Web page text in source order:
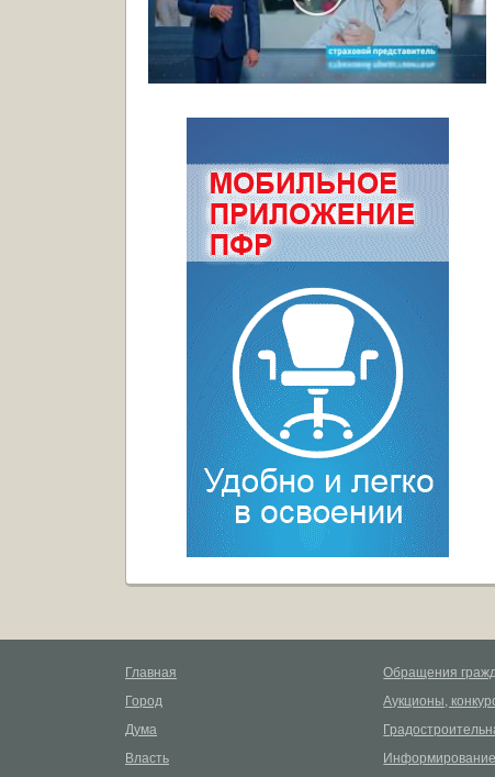
Главная
Город
Дума
Власть
Обращения
Аукционы,